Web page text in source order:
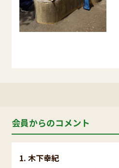
会員からのコメント
木下幸紀